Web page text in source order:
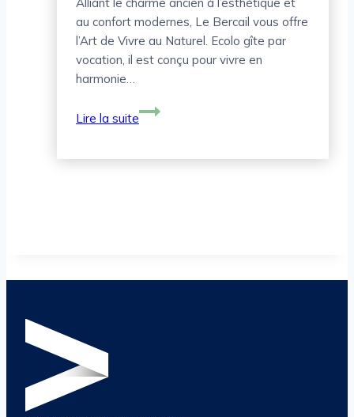
au confort modernes, Le Bercail vous offre
l’Art de Vivre au Naturel. Ecolo gîte par
vocation, il est conçu pour vivre en
harmonie…
Lire la suite
Gîtes
de